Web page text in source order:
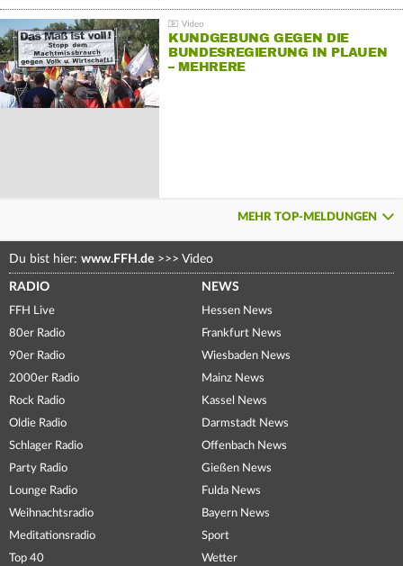
KUNDGEBUNG GEGEN DIE
BUNDESREGIERUNG IN PLAUEN
– MEHRERE
MEHR TOP-MELDUNGEN
Du bist hier: www.FFH.de >>> Video
RADIO
FFH Live
80er Radio
90er Radio
2000er Radio
Rock Radio
Oldie Radio
Schlager Radio
Party Radio
Lounge Radio
Weihnachtsradio
Meditationsradio
Top 40
NEWS
Hessen News
Frankfurt News
Wiesbaden News
Mainz News
Kassel News
Darmstadt News
Offenbach News
Gießen News
Fulda News
Bayern News
Sport
Wetter